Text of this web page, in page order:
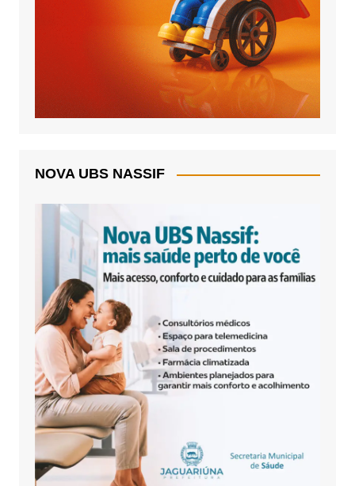
NOVA UBS NASSIF